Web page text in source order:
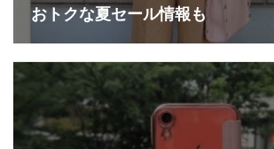
おトクな夏セール情報も